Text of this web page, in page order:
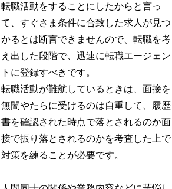
転職活動をすることにしたからと言っ
て、すぐさま条件に合致した求人が見つ
かるとは断言できませんので、転職を考
え出した段階で、迅速に転職エージェン
トに登録すべきです。
転職活動が難航しているときは、面接を
無闇やたらに受けるのは自重して、履歴
書を確認された時点で落とされるのか面
接で振り落とされるのかを考査した上で
対策を練ることが必要です。